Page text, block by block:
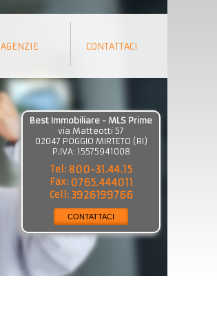
AGENZIE CONTATTACI
Best Immobiliare - MLS Prime
via Matteotti 57
02047 POGGIO MIRTETO ( RI )
P.IVA: 15575941008
Tel: 800-31.44.15
Fax: 0765.444011
Cell: 3926199766
CONTATTACI